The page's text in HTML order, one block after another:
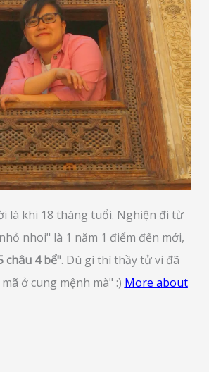
là khi 18 tháng tuổi. Nghiện đi từ
nhoi" là 1 năm 1 điểm đến mới,
châu 4 bể". Dù gì thì thầy tử vi đã
ở cung mệnh mà" :) More about